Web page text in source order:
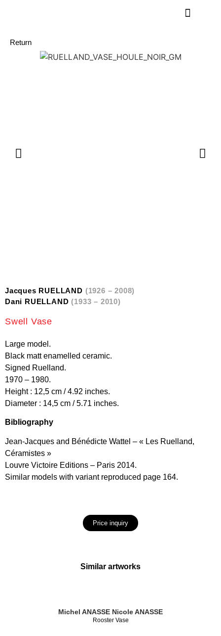
Return
Jacques RUELLAND (1926 – 2008)
Dani RUELLAND (1933 – 2010)
Swell Vase
Large model.
Black matt enamelled ceramic.
Signed Ruelland.
1970 – 1980.
Height : 12,5 cm / 4.92 inches.
Diameter : 14,5 cm / 5.71 inches.
Bibliography
Jean-Jacques and Bénédicte Wattel – « Les Ruelland,
Céramistes »
Louvre Victoire Editions – Paris 2014.
Similar models with variant reproduced page 164.
Price inquiry
Similar artworks
Michel ANASSE Nicole ANASSE
Rooster Vase